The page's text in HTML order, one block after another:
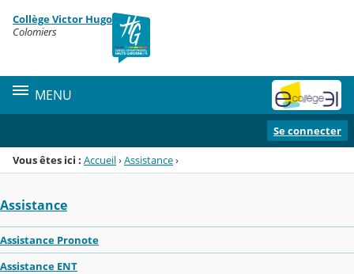
Menu de la rubrique
Contenu
Collège Victor Hugo
Colomiers
MENU
Se connecter
Vous êtes ici : Accueil›Assistance›
Assistance
Assistance Pronote
Assistance ENT